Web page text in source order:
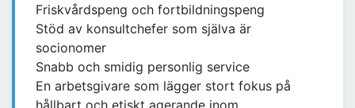
Friskvårdspeng och fortbildningspeng
Stöd av konsultchefer som själva är
socionomer
Snabb och smidig personlig service
En arbetsgivare som lägger stort fokus på